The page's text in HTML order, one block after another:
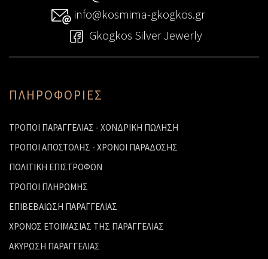
info@kosmima-gkogkos.gr
Gkogkos Silver Jewerly
ΠΛΗΡΟΦΟΡΙΕΣ
ΤΡΟΠΟΙ ΠΑΡΑΓΓΕΛΙΑΣ - ΧΟΝΔΡΙΚΗ ΠΩΛΗΣΗ
ΤΡΟΠΟΙ ΑΠΟΣΤΟΛΗΣ - ΧΡΟΝΟΙ ΠΑΡΑΔΟΣΗΣ
ΠΟΛΙΤΙΚΗ ΕΠΙΣΤΡΟΦΩΝ
ΤΡΟΠΟΙ ΠΛΗΡΩΜΗΣ
ΕΠΙΒΕΒΑΙΩΣΗ ΠΑΡΑΓΓΕΛΙΑΣ
ΧΡΟΝΟΣ ΕΤΟΙΜΑΣΙΑΣ ΤΗΣ ΠΑΡΑΓΓΕΛΙΑΣ
ΑΚΥΡΩΣΗ ΠΑΡΑΓΓΕΛΙΑΣ